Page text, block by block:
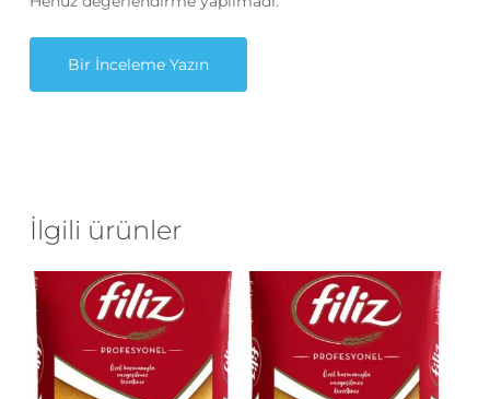
Bir İnceleme Yazın
İlgili ürünler